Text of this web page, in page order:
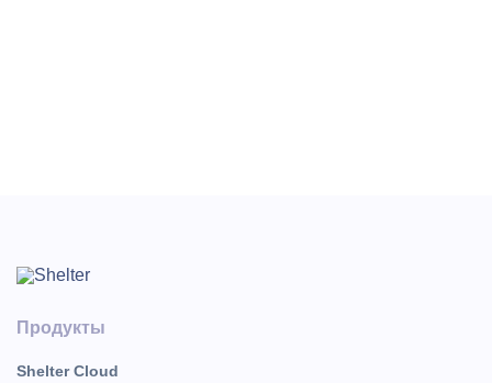
Продукты
Shelter Cloud